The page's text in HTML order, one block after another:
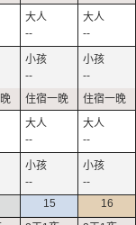
--
--
--
--
--
--
--
--
15 16